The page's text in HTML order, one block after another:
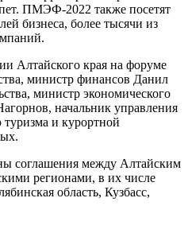
ПМЭФ-2022 также посетят
бизнеса, более тысячи из
Алтайского края на форуме
министр финансов Данил
министр экономического
начальник управления
туризма и курортной
соглашения между Алтайским
регионами, в их числе
область, Кузбасс,